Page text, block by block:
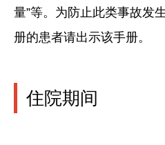
量”等。为防止此类事故发
册的患者请出示该手册。
住院期间